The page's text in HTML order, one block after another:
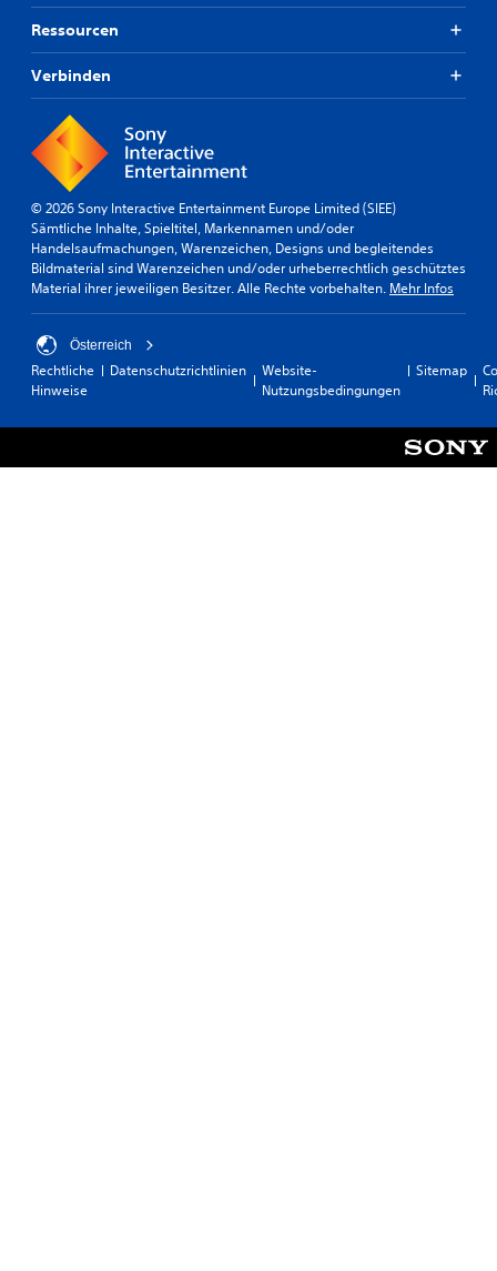
Ressourcen
Verbinden
© 2026 Sony Interactive Entertainment Europe Limited (SIEE)
Sämtliche Inhalte, Spieltitel, Markennamen und/oder
Handelsaufmachungen, Warenzeichen, Designs und begleitendes
Bildmaterial sind Warenzeichen und/oder urheberrechtlich geschütztes
Material ihrer jeweiligen Besitzer. Alle Rechte vorbehalten. Mehr Infos
Österreich
Rechtliche
Hinweise
Datenschutzrichtlinien
Website-
Nutzungsbedingungen
Sitemap